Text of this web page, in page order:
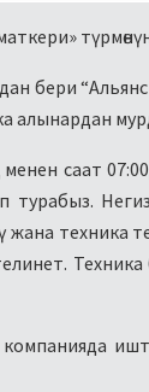
бери
саат
турабыз.
жана техника
иштеп